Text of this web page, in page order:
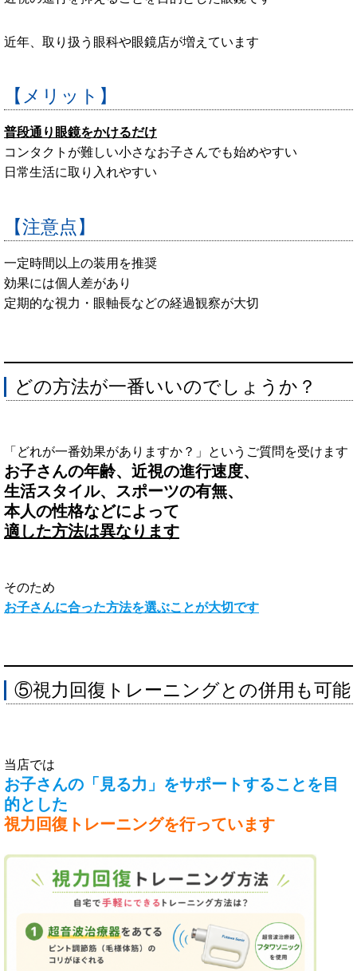
近年、取り扱う眼科や眼鏡店が増えています
【メリット】
普段通り眼鏡をかけるだけ
コンタクトが難しい小さなお子さんでも始めやすい
日常生活に取り入れやすい
【注意点】
一定時間以上の装用を推奨
効果には個人差があり
定期的な視力・眼軸長などの経過観察が大切
どの方法が一番いいのでしょうか？
「どれが一番効果がありますか？」というご質問を受けます
お子さんの年齢、近視の進行速度、
生活スタイル、スポーツの有無、
本人の性格などによって
適した方法は異なります
そのため
お子さんに合った方法を選ぶことが大切です
⑤視力回復トレーニングとの併用も可能
当店では
お子さんの「見る力」をサポートすることを目
的とした
視力回復トレーニングを行っています